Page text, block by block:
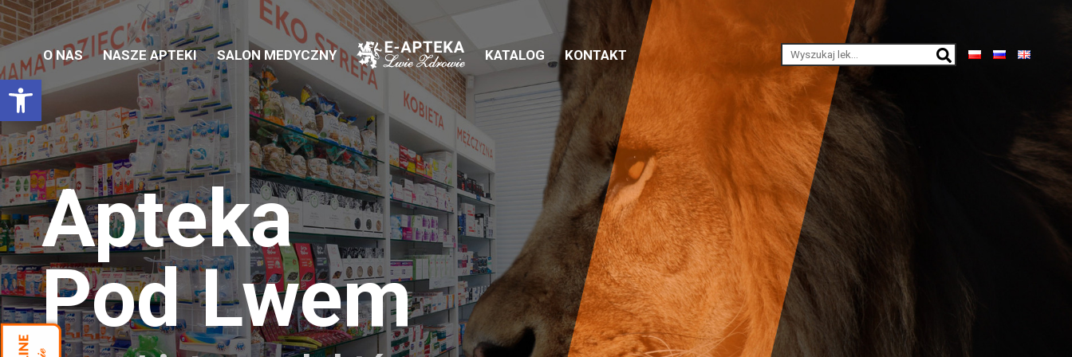
Otwórz pasek narzędzi
O NAS NASZE APTEKI SALON MEDYCZNY KATALOG KONTAKT
Apteka
Pod Lwem